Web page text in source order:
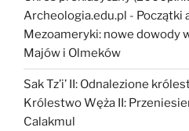
Archeologia.edu.pl - Początki
Mezoameryki: nowe dowody
Majów i Olmeków
Sak Tz’i’ II: Odnalezione
Królestwo Węża II:
Calakmul